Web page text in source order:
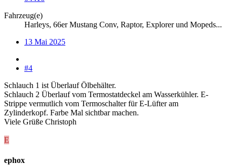
Fahrzeug(e)
Harleys, 66er Mustang Conv, Raptor, Explorer und Mopeds...
13 Mai 2025
#4
Schlauch 1 ist Überlauf Ölbehälter.
Schlauch 2 Überlauf vom Termostatdeckel am Wasserkühler. E-
Strippe vermutlich vom Termoschalter für E-Lüfter am
Zylinderkopf. Farbe Mal sichtbar machen.
Viele Grüße Christoph
E
ephox